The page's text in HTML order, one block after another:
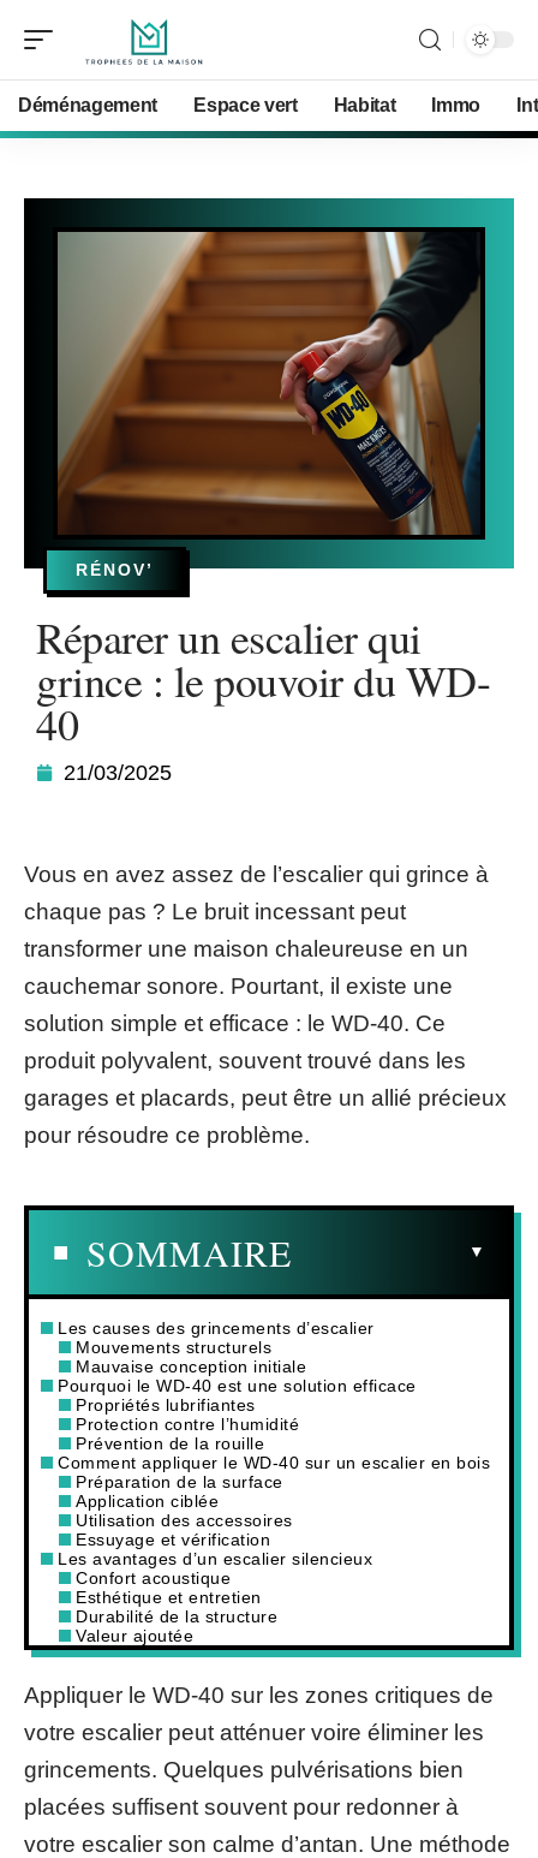
Déménagement Espace vert Habitat Immo
RÉNOV’
Réparer un escalier qui
grince : le pouvoir du WD-
40
21/03/2025
Vous en avez assez de l’escalier qui grince à
chaque pas ? Le bruit incessant peut
transformer une maison chaleureuse en un
cauchemar sonore. Pourtant, il existe une
solution simple et efficace : le WD-40. Ce
produit polyvalent, souvent trouvé dans les
garages et placards, peut être un allié précieux
pour résoudre ce problème.
SOMMAIRE
Les causes des grincements d’escalier
Mouvements structurels
Mauvaise conception initiale
Pourquoi le WD-40 est une solution efficace
Propriétés lubrifiantes
Protection contre l’humidité
Prévention de la rouille
Comment appliquer le WD-40 sur un escalier en bois
Préparation de la surface
Application ciblée
Utilisation des accessoires
Essuyage et vérification
Les avantages d’un escalier silencieux
Confort acoustique
Esthétique et entretien
Durabilité de la structure
Valeur ajoutée
Appliquer le WD-40 sur les zones critiques de
votre escalier peut atténuer voire éliminer les
grincements. Quelques pulvérisations bien
placées suffisent souvent pour redonner à
votre escalier son calme d’antan. Une méthode